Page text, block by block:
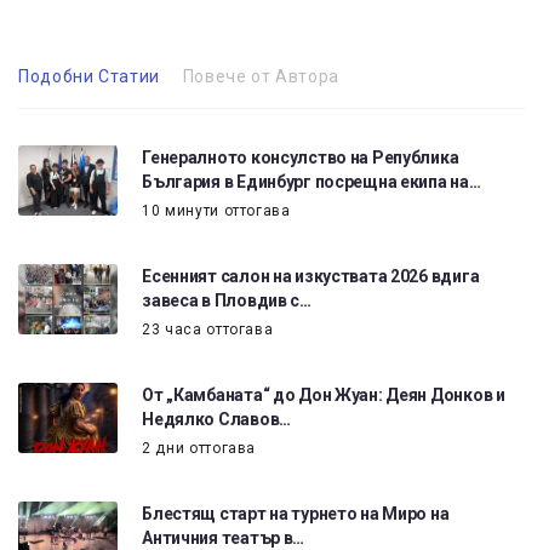
Подобни Статии Повече от Автора
Генералното консулство на Република
България в Единбург посрещна екипа на…
10 минути оттогава
Есенният салон на изкуствата 2026 вдига
завеса в Пловдив с…
23 часа оттогава
От „Камбаната“ до Дон Жуан: Деян Донков и
Недялко Славов…
2 дни оттогава
Блестящ старт на турнето на Миро на
Античния театър в…